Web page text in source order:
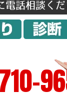
電話相談くだ